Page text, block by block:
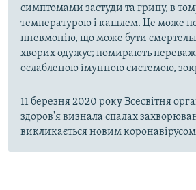
симптомами застуди та грипу, в
температурою і кашлем. Це може
пневмонію, що може бути
хворих одужує; помирають
ослабленою імунною системою,
11 березня 2020 року Всесвітня
здоров'я визнала спалах
викликається новим